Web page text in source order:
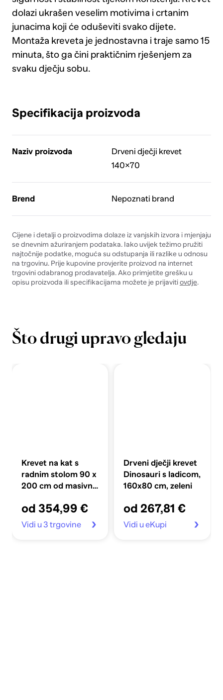
dolazi ukrašen veselim motivima i crtanim
junacima koji će oduševiti svako dijete.
Montaža kreveta je jednostavna i traje samo 15
minuta, što ga čini praktičnim rješenjem za
svaku dječju sobu.
Specifikacija proizvoda
Naziv proizvoda
Drveni dječji krevet
140×70
Brend Nepoznati brand
Cijene i detalji o proizvodima dolaze iz vanjskih izvora i mjenjaju
se dnevnim ažuriranjem podataka. Iako uvijek težimo pružiti
najtočnije podatke, moguća su odstupanja ili razlike u odnosu
na trgovinu. Prije kupovine provjerite proizvod na internet
trgovini odabranog prodavatelja. Ako primjetite grešku u
opisu proizvoda ili specifikacijama možete je prijavitiovdje.
Što drugi upravo gledaju
Krevet na kat s
radnim stolom 90 x
200 cm od masivne
od 354,99 €
Vidi u 3 trgovine
Drveni dječji krevet
Dinosauri s ladicom,
160x80 cm, zeleni
od 267,81 €
Vidi u eKupi